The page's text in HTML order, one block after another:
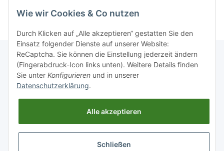
Informationen
Wie wir Cookies & Co nutzen
Durch Klicken auf „Alle akzeptieren“ gestatten Sie den
Einsatz folgender Dienste auf unserer Website:
ReCaptcha. Sie können die Einstellung jederzeit ändern
(Fingerabdruck-Icon links unten). Weitere Details finden
Sie unter Konfigurieren und in unserer
Datenschutzerklärung.
Alle akzeptieren
Schließen